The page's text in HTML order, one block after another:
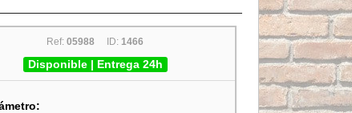
Ref:05988 ID:1466
Disponible | Entrega 24h